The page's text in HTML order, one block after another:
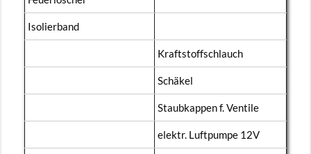
Iso­lier­band
Kraft­stoff­schlauch
Schä­kel
Staub­kap­pen f. Ven­ti­le
elektr. Luft­pum­pe 12V